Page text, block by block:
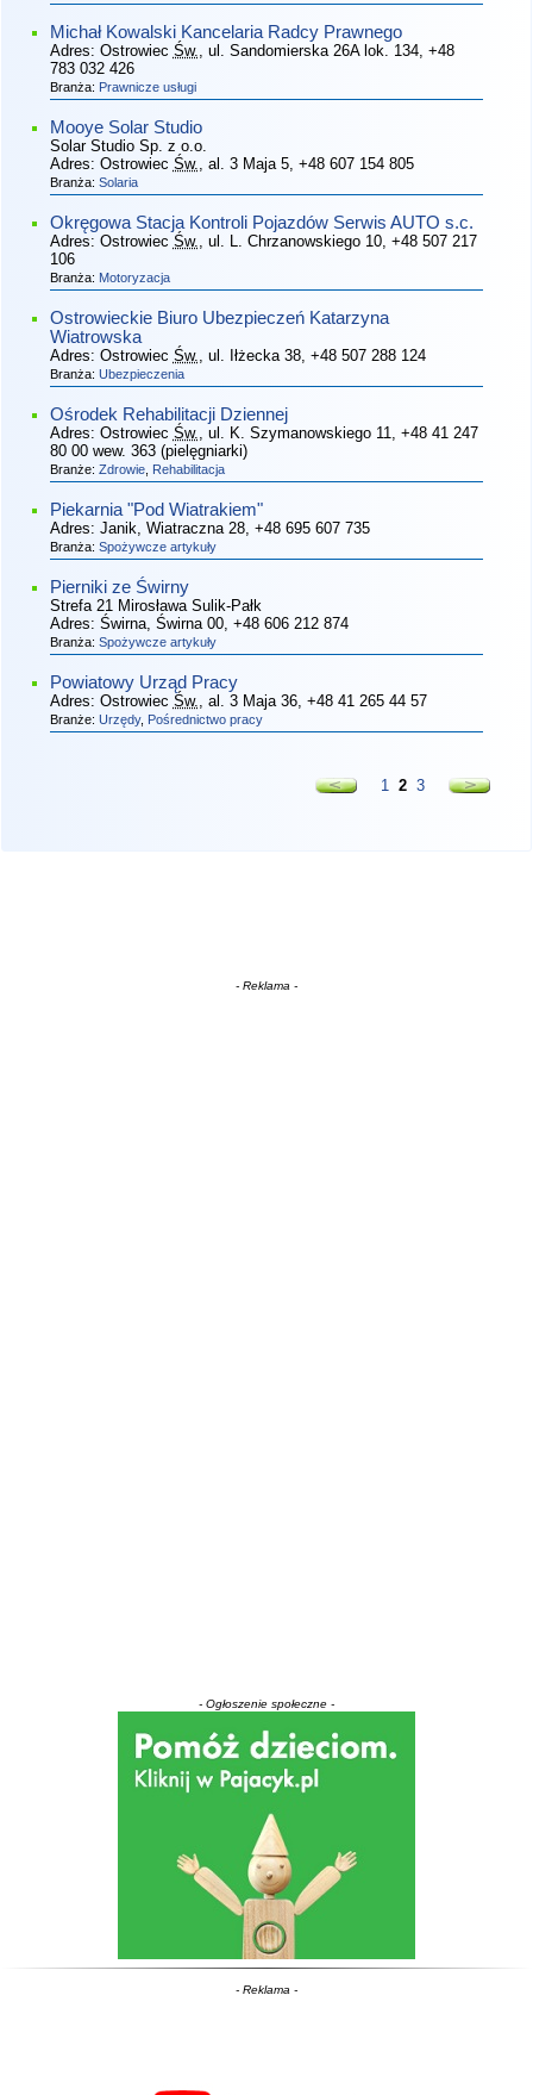
Michał Kowalski Kancelaria Radcy Prawnego
Adres: Ostrowiec Św. , ul. Sandomierska 26A lok. 134, +48
783 032 426
Branża: Prawnicze usługi
Mooye Solar Studio
Solar Studio Sp. z o.o.
Adres: Ostrowiec Św. , al. 3 Maja 5, +48 607 154 805
Branża: Solaria
Okręgowa Stacja Kontroli Pojazdów Serwis AUTO s.c.
Adres: Ostrowiec Św. , ul. L. Chrzanowskiego 10, +48 507 217
106
Branża: Motoryzacja
Ostrowieckie Biuro Ubezpieczeń Katarzyna
Wiatrowska
Adres: Ostrowiec Św. , ul. Iłżecka 38, +48 507 288 124
Branża: Ubezpieczenia
Ośrodek Rehabilitacji Dziennej
Adres: Ostrowiec Św. , ul. K. Szymanowskiego 11
, +48 41 247
80 00 wew. 363 (pielęgniarki)
Branże: Zdrowie, Rehabilitacja
Piekarnia "Pod Wiatrakiem"
Adres: Janik, Wiatraczna 28, +48 695 607 735
Branża: Spożywcze artykuły
Pierniki ze Świrny
Strefa 21 Mirosława Sulik-Pałk
Adres: Świrna, Świrna 00, +48 606 212 874
Branża: Spożywcze artykuły
Powiatowy Urząd Pracy
Adres: Ostrowiec Św. , al. 3 Maja 36, +48 41 265 44 57
Branże: Urzędy, Pośrednictwo pracy
1 2 3
- Reklama -
- Ogłoszenie społeczne -
- Reklama -